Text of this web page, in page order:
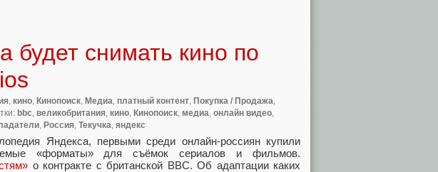
будет снимать кино по
, кино, Кинопоиск, Медиа, платный контент, Покупка / Продажа,
bbc, великобритания, кино, Кинопоиск, медиа, онлайн видео,
, Россия, Текучка, яндекс
Яндекса, первыми среди онлайн-россиян купили
«форматы» для съёмок сериалов и фильмов.
о контракте с британской BBC. Об адаптации каких